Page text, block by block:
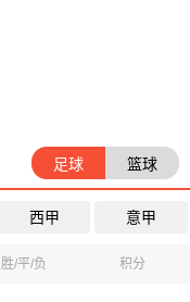
足球 篮球
西甲 意甲
胜/平/负 积分